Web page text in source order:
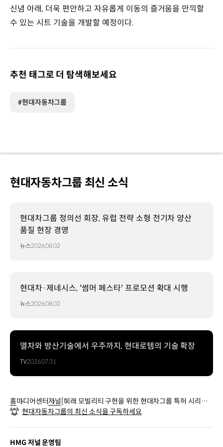
신념 아래, 더욱 편안하고 자유롭게 이동의 즐거움을 만끽할
수 있는 시트 기술을 개발할 예정이다.
추천 태그로 더 탐색해보세요
#현대자동차그룹
현대자동차그룹 최신 소식
현대차그룹 정의선 회장, 유럽 전략 소형 전기차 양산
품질 현장 경영
뉴스2026.08.02
현대차·제네시스, '썸머 페스타' 프로모션 확대 시행
뉴스2026.08.02
열차와 방산기술에서 우주까지, 현대로템의 기술 확장
TV2026.07.31
홈미디어센터저널 [미래 모빌리티 구현을 위한 현대차그룹 특허 시리즈]
자율주행 시대를 향한 핵심 기술, 히든 와이어링 배터
현대자동차그룹의 최신 소식을 구독하세요
HMG 저널 운영팀